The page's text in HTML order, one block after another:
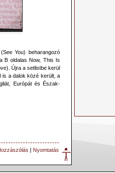
You) beharangozó
B oldalas Now, This Is
Újra a setlistbe kerül
is a dalok közé került, a
Európát és Észak-
| Nyomtatás